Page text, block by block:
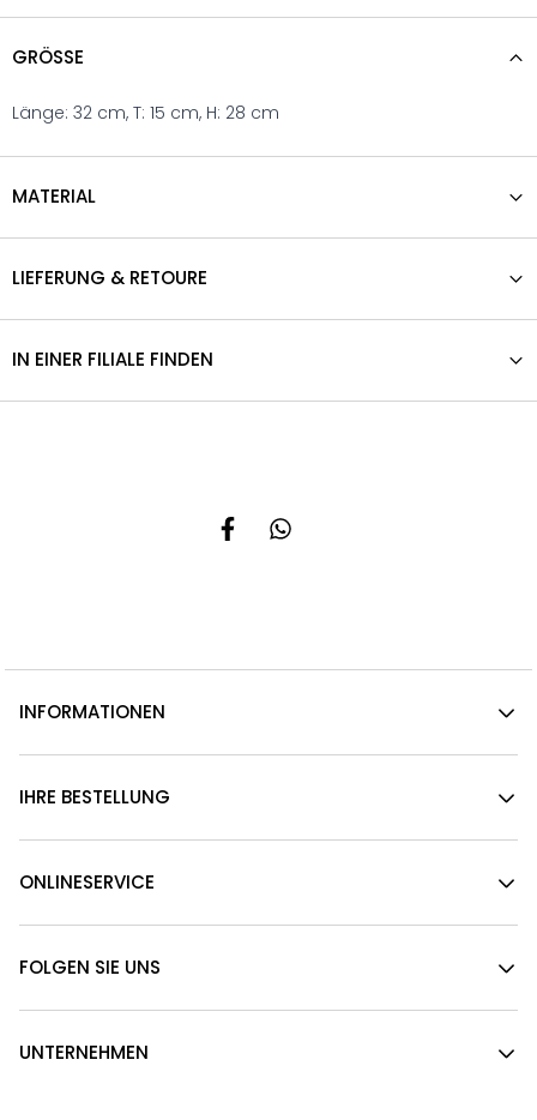
GRÖSSE
Länge: 32 cm, T: 15 cm, H: 28 cm
MATERIAL
LIEFERUNG & RETOURE
IN EINER FILIALE FINDEN
INFORMATIONEN
IHRE BESTELLUNG
ONLINESERVICE
FOLGEN SIE UNS
UNTERNEHMEN